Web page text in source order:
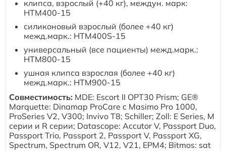
клипса, взрослый (+40 кг), междун. марк:
HTM400-15
cиликоновый взрослый (более +40 кг)
межд.марк.: HTM400S-15
универсальный (все пациенты) межд.марк.:
HTM800-15
ушная клипса взрослая (более +40 кг)
межд.марк.: HTM900-15
Совместимость: MDE: Escort II OPT30 Prism; GE®
Marquette: Dinamap ProCare c Masimo Pro 1000,
ProSeries V2, V300; Invivo T8; Schiller; Zoll: E Series, M
серии и R серии; Datascope: Accutor V, Passport Duo,
Passport Trio, Passport 2, Passport V, Passport XG,
Spectrum, Spectrum OR, V12, V21, EPM4; Bitmos: sat
Расходные материалы к аппаратам Philips